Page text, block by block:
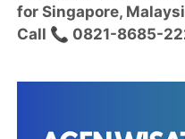
for Singapore,
Call 📞 0821-8685-